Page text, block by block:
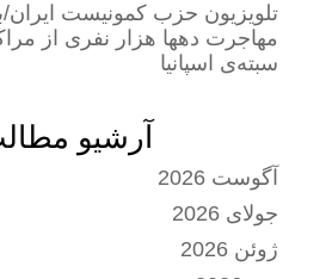
تلویزیون حزب کمونیست ایران/
مهاجرت دهها هزار نفری از
سبته‌ی اسپانیا
آرشیو
آگوست 2026
جولای 2026
ژوئن 2026